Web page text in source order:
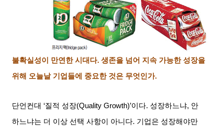
불확실성이 만연한 시대다.생존을 넘어 지속 가능한 성장을
위해 오늘날 기업들에 중요한 것은 무엇인가.
단언컨대 ‘질적 성장(Quality Growth)’이다. 성장하느냐, 안
하느냐는 더 이상 선택 사항이 아니다. 기업은 성장해야만